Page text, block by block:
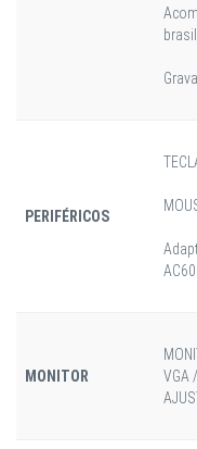
PERIFÉRICOS
MONITOR
VGA